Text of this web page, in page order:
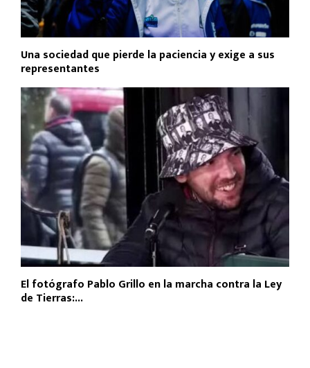
Una sociedad que pierde la paciencia y exige a sus
representantes
El fotógrafo Pablo Grillo en la marcha contra la Ley
de Tierras:...